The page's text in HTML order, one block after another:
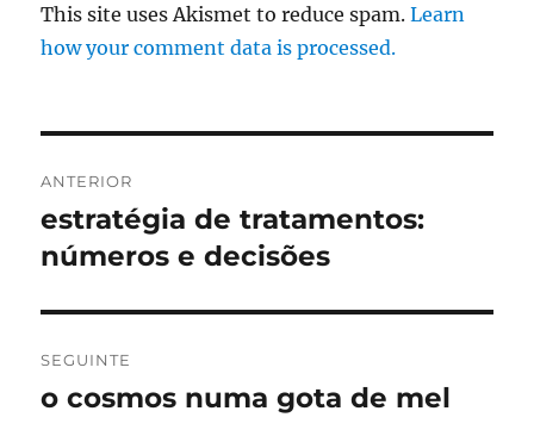
This site uses Akismet to reduce spam.Learn
how your comment data is processed.
de
artigos
ANTERIOR
Artigo
anterior:
estratégia de tratamentos:
números e decisões
SEGUINTE
Artigo
o cosmos numa gota de mel